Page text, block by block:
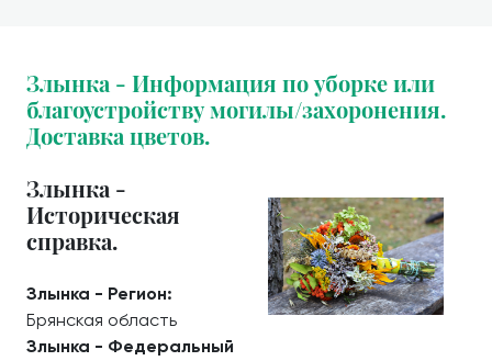
Злынка - Информация по уборке или
благоустройству могилы/захоронения.
Доставка цветов.
Злынка -
Историческая
справка.
Злынка - Регион:
Брянская область
Злынка - Федеральный